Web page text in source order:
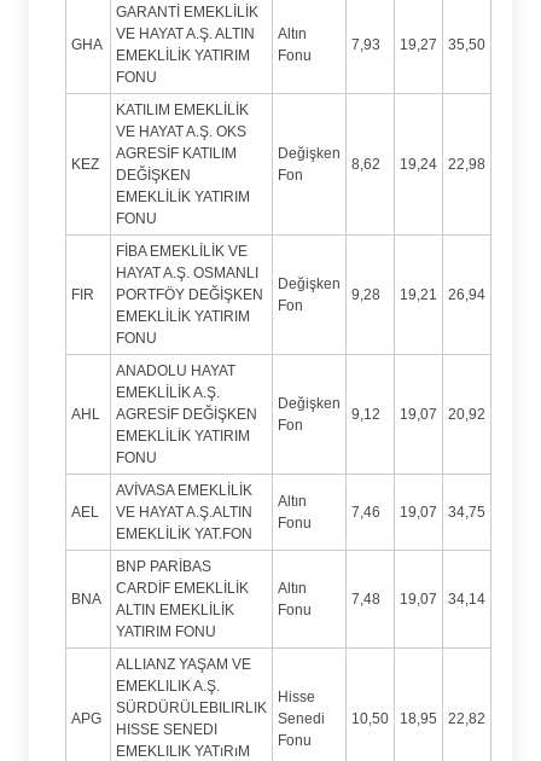
GHA
GARANTİ EMEKLİLİK
VE HAYAT A.Ş. ALTIN
EMEKLİLİK YATIRIM
FONU
Altın
Fonu
7,93 19,27 35,50
KEZ
KATILIM EMEKLİLİK
VE HAYAT A.Ş. OKS
AGRESİF KATILIM
DEĞİŞKEN
EMEKLİLİK YATIRIM
FONU
Değişken
Fon
8,62 19,24 22,98
FIR
FİBA EMEKLİLİK VE
HAYAT A.Ş. OSMANLI
PORTFÖY DEĞİŞKEN
EMEKLİLİK YATIRIM
FONU
Değişken
Fon
9,28 19,21 26,94
AHL
ANADOLU HAYAT
EMEKLİLİK A.Ş.
AGRESİF DEĞİŞKEN
EMEKLİLİK YATIRIM
FONU
Değişken
Fon
9,12 19,07 20,92
AEL
AVİVASA EMEKLİLİK
VE HAYAT A.Ş.ALTIN
EMEKLİLİK YAT.FON
Altın
Fonu
7,46 19,07 34,75
BNA
BNP PARİBAS
CARDİF EMEKLİLİK
ALTIN EMEKLİLİK
YATIRIM FONU
Altın
Fonu
7,48 19,07 34,14
APG
ALLIANZ YAŞAM VE
EMEKLILIK A.Ş.
SÜRDÜRÜLEBILIRLIK
HISSE SENEDI
EMEKLILIK YATıRıM
Hisse
Senedi
Fonu
10,50 18,95 22,82